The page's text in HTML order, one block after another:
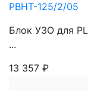
PBHT-125/2/05
Блок УЗО для
...
13 357 ₽